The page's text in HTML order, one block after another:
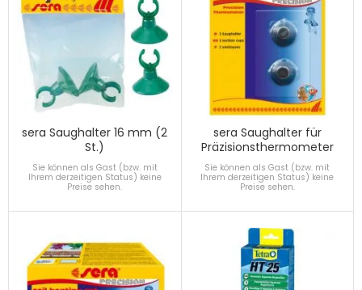
sera Saughalter 16 mm (2
St.)
Sie können als Gast (bzw. mit
Ihrem derzeitigen Status) keine
Preise sehen.
sera Saughalter für
Präzisionsthermometer
Sie können als Gast (bzw. mit
Ihrem derzeitigen Status) keine
Preise sehen.